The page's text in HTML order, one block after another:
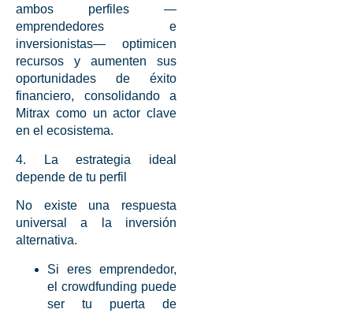
ambos perfiles —
emprendedores e
inversionistas— optimicen
recursos y aumenten sus
oportunidades de éxito
financiero, consolidando a
Mitrax como un actor clave
en el ecosistema.
4. La estrategia ideal
depende de tu perfil
No existe una respuesta
universal a la inversión
alternativa.
Si eres emprendedor,
el crowdfunding puede
ser tu puerta de